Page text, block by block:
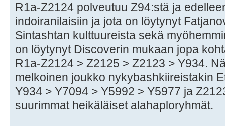
R1a-Z2124 polveutuu Z94:stä ja
indoiranilaisiin ja jota on löytynyt
Sintashtan kulttuureista sekä
on löytynyt Discoverin mukaan jopa
R1a-Z2124 > Z2125 > Z2123 > Y934.
melkoinen joukko nykybashkiireistakin
Y934 > Y7094 > Y5992 > Y5977 ja
suurimmat heikäläiset alahaploryhmät.